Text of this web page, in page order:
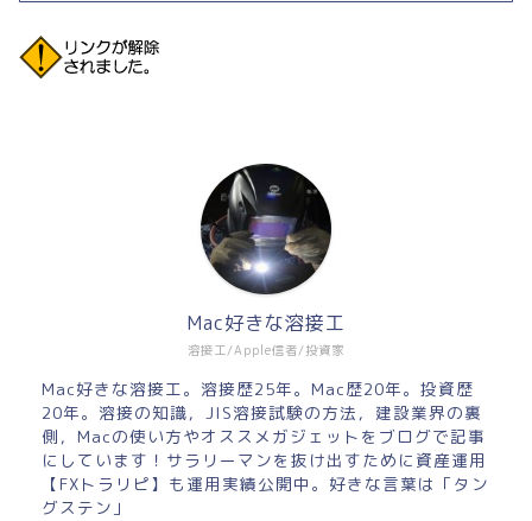
溶接工/Apple信者/投資家
Mac好きな溶接工
Mac好きな溶接工。溶接歴25年。Mac歴20年。投資歴
20年。溶接の知識，JIS溶接試験の方法，建設業界の裏
側，Macの使い方やオススメガジェットをブログで記事
にしています！サラリーマンを抜け出すために資産運用
【FXトラリピ】も運用実績公開中。好きな言葉は「タン
グステン」